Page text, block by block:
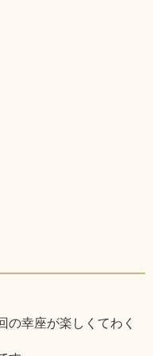
の幸座が楽しくてわく